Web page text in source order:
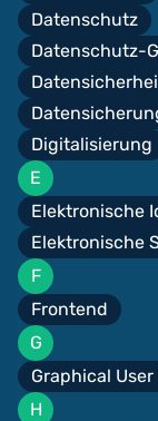
Datenschutz
Datenschutz-
Digitalisierung
E
Elektronische
Elektronische
F
Frontend
G
Graphical
H